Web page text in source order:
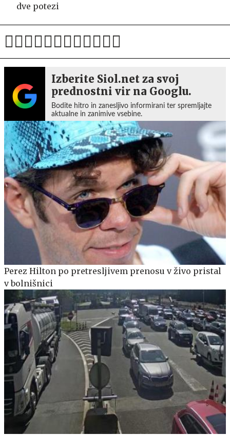
dve potezi
Izberite Siol.net za svoj
prednostni vir na Googlu.
Bodite hitro in zanesljivo informirani ter spremljajte
aktualne in zanimive vsebine.
Perez Hilton po pretresljivem prenosu v živo pristal
v bolnišnici